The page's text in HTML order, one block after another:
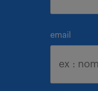
email